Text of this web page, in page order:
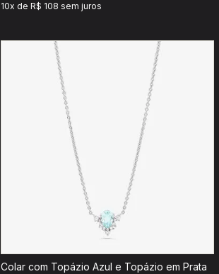
10x de R$ 108 sem juros
Colar com Topázio Azul e Topázio em Prata